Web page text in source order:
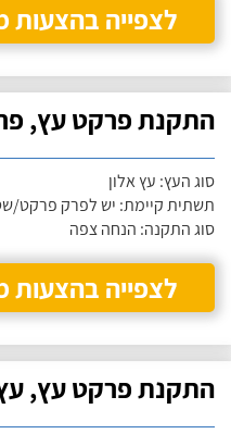
לצפייה בהצעות
התקנת פרקט עץ,
סוג העץ: עץ אלון
תשתית קיימת: יש לפרק פרקט/
סוג התקנה: הנחה צפה
לצפייה בהצעות
התקנת פרקט עץ,